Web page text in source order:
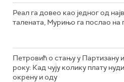
Реал га довео као једног од
талената, Мурињо га послао на
Петровић о стању у Партизану
року: Кад чују колику плату
окрену и оду